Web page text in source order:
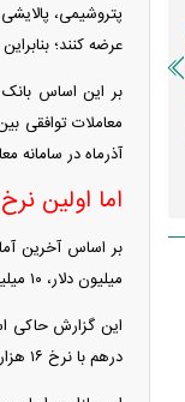
پتروشیمی،
عرضه کنند؛
آذرماه در سامانه
اما اولین
میلیون دلار، ۱۰ میلیون یوآن و ۱.۱ میلیون یورو بوده است.
درهم با نرخ ۱۶ هزار و ۶۸۸ تومان بود.